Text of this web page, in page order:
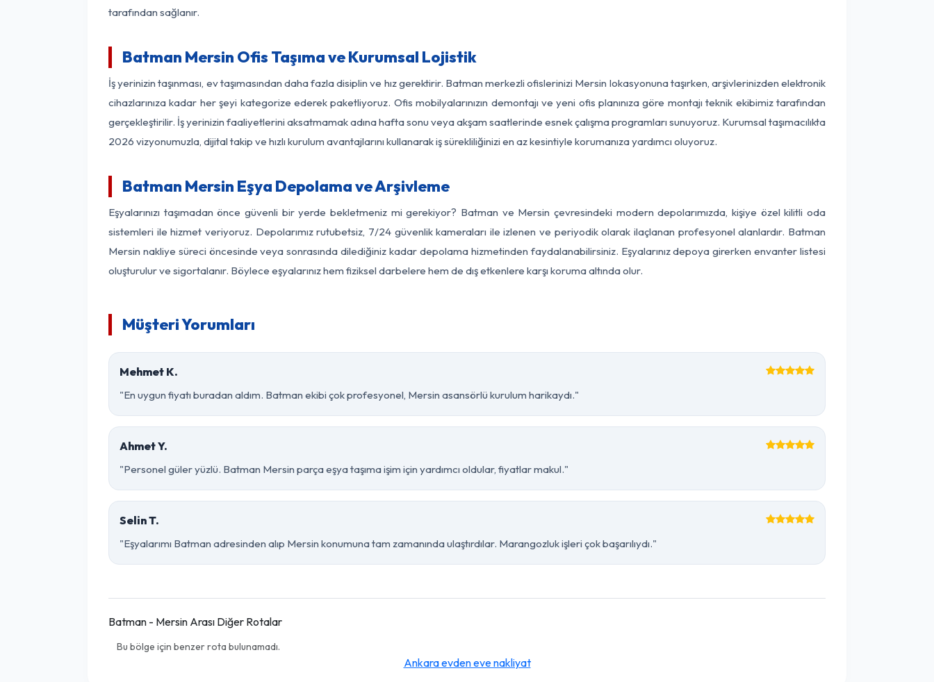
tarafından sağlanır.
Batman Mersin Ofis Taşıma ve Kurumsal Lojistik
İş yerinizin taşınması, ev taşımasından daha fazla disiplin ve hız gerektirir. Batman merkezli ofislerinizi Mersin lokasyonuna taşırken, arşivlerinizden elektronik
cihazlarınıza kadar her şeyi kategorize ederek paketliyoruz. Ofis mobilyalarınızın demontajı ve yeni ofis planınıza göre montajı teknik ekibimiz tarafından
gerçekleştirilir. İş yerinizin faaliyetlerini aksatmamak adına hafta sonu veya akşam saatlerinde esnek çalışma programları sunuyoruz. Kurumsal taşımacılıkta
2026 vizyonumuzla, dijital takip ve hızlı kurulum avantajlarını kullanarak iş sürekliliğinizi en az kesintiyle korumanıza yardımcı oluyoruz.
Batman Mersin Eşya Depolama ve Arşivleme
Eşyalarınızı taşımadan önce güvenli bir yerde bekletmeniz mi gerekiyor? Batman ve Mersin çevresindeki modern depolarımızda, kişiye özel kilitli oda
sistemleri ile hizmet veriyoruz. Depolarımız rutubetsiz, 7/24 güvenlik kameraları ile izlenen ve periyodik olarak ilaçlanan profesyonel alanlardır. Batman
Mersin nakliye süreci öncesinde veya sonrasında dilediğiniz kadar depolama hizmetinden faydalanabilirsiniz. Eşyalarınız depoya girerken envanter listesi
oluşturulur ve sigortalanır. Böylece eşyalarınız hem fiziksel darbelere hem de dış etkenlere karşı koruma altında olur.
Müşteri Yorumları
Mehmet K.
"En uygun fiyatı buradan aldım. Batman ekibi çok profesyonel, Mersin asansörlü kurulum harikaydı."
Ahmet Y.
"Personel güler yüzlü. Batman Mersin parça eşya taşıma işim için yardımcı oldular, fiyatlar makul."
Selin T.
"Eşyalarımı Batman adresinden alıp Mersin konumuna tam zamanında ulaştırdılar. Marangozluk işleri çok başarılıydı."
Batman - Mersin Arası Diğer Rotalar
Bu bölge için benzer rota bulunamadı.
Ankara evden eve nakliyat